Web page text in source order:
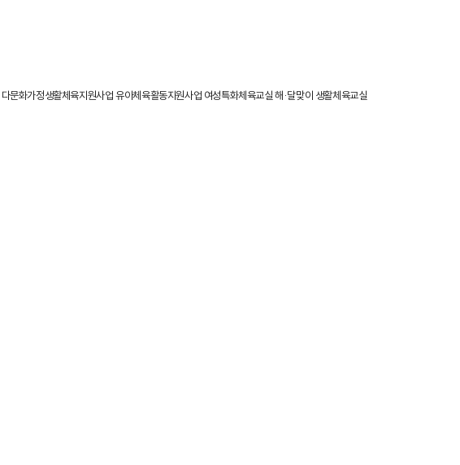
다문화가정생활체육지원사업유아체육활동지원사업 여성특화체육교실해·달맞이 생활체육교실